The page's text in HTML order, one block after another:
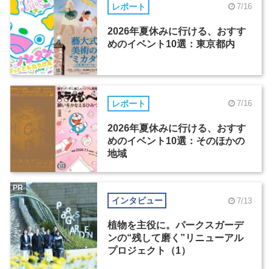
レポート 7/16
2026年夏休みに行ける、おすす
めのイベント10選：東京都内
レポート 7/16
2026年夏休みに行ける、おすす
めのイベント10選：そのほかの
地域
インタビュー 7/13
植物を主役に。パークスガーデ
ンの“残して磨く”リニューアル
プロジェクト（1）
PR